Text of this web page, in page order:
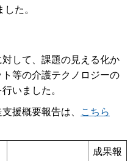
た。
して、課題の見える化か
等の介護テクノロジーの
いました。
援概要報告は、
こちら
成果報